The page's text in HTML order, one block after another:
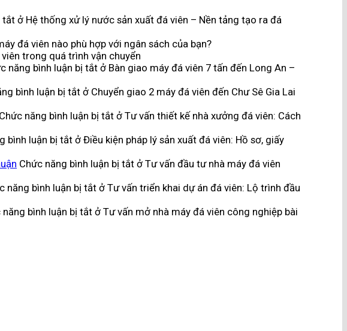
tắtở Hệ thống xử lý nước sản xuất đá viên – Nền tảng tạo ra đá
đá viên nào phù hợp với ngân sách của bạn?
trong quá trình vận chuyển
năng bình luận bị tắt ở Bàn giao máy đá viên 7 tấn đến Long An –
bình luận bị tắt ở Chuyển giao 2 máy đá viên đến Chư Sê Gia Lai
Chức năng bình luận bị tắt ở Tư vấn thiết kế nhà xưởng đá viên: Cách
bình luận bị tắt ở Điều kiện pháp lý sản xuất đá viên: Hồ sơ, giấy
Chức năng bình luận bị tắt ở Tư vấn đầu tư nhà máy đá viên
năng bình luận bị tắt ở Tư vấn triển khai dự án đá viên: Lộ trình đầu
năng bình luận bị tắt ở Tư vấn mở nhà máy đá viên công nghiệp bài